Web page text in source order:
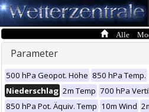
Alle
Parameter
500 hPa Geopot. Höhe 850 hPa Temp.
Niederschlag 2m Temp 700 hPa
850 hPa Pot. Äquiv. Temp 10m Wind